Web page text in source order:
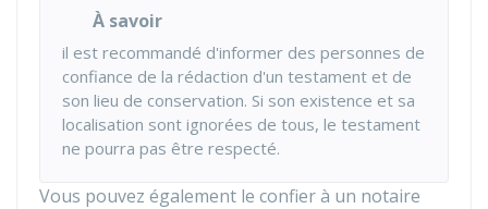
À savoir
il est recommandé d'informer des personnes de
confiance de la rédaction d'un testament et de
son lieu de conservation. Si son existence et sa
localisation sont ignorées de tous, le testament
ne pourra pas être respecté.
Vous pouvez également le confier à un notaire